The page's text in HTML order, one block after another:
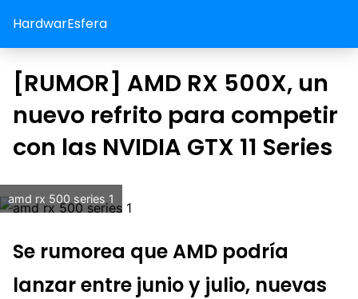
HardwarEsfera
[RUMOR] AMD RX 500X, un
nuevo refrito para competir
con las NVIDIA GTX 11 Series
amd rx 500 series 1
Se rumorea que AMD podría
lanzar entre junio y julio, nuevas